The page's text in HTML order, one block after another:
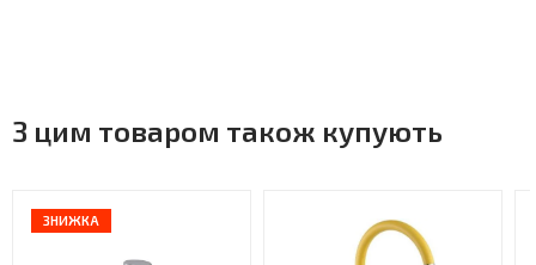
З цим товаром також купують
ЗНИЖКА